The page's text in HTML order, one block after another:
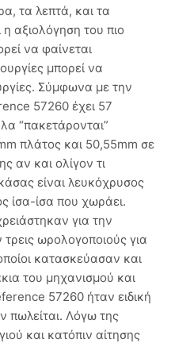
τα λεπτά, και τα
αξιολόγηση του πιο
να φαίνεται
μπορεί να
Σύμφωνα με την
57260 έχει 57
“πακετάρονται”
πλάτος και 50,55mm σε
αν και ολίγον τι
είναι λευκόχρυσος
ίσα-ίσα που χωράει.
για την
ωρολογοποιούς για
κατασκεύασαν και
του μηχανισμού και
57260 ήταν ειδική
πωλείται. Λόγω της
και κατόπιν αίτησης